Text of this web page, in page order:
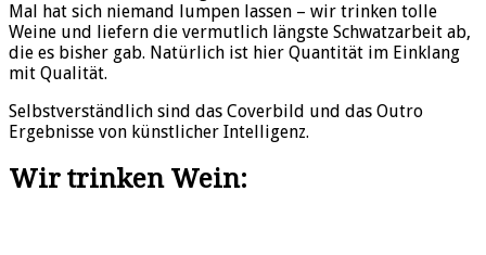
Mal hat sich niemand lumpen lassen – wir trinken tolle
Weine und liefern die vermutlich längste Schwatzarbeit ab,
die es bisher gab. Natürlich ist hier Quantität im Einklang
mit Qualität.
Selbstverständlich sind das Coverbild und das Outro
Ergebnisse von künstlicher Intelligenz.
Wir trinken Wein: